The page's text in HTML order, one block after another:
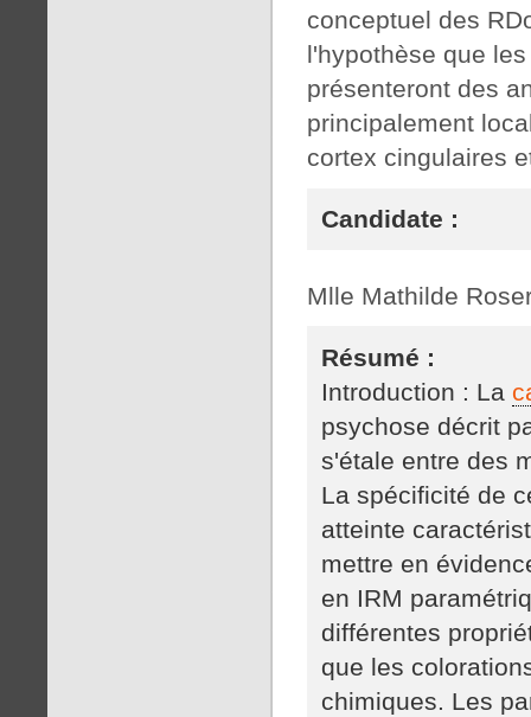
conceptuel des
l'hypothèse que
présenteront des
principalement
cortex cingulaires
Candidate :
Mlle Mathilde
Résumé :
Introduction : La
psychose décrit
s'étale entre des
La spécificité de
atteinte
mettre en
en IRM
différentes
que les
chimiques. Les